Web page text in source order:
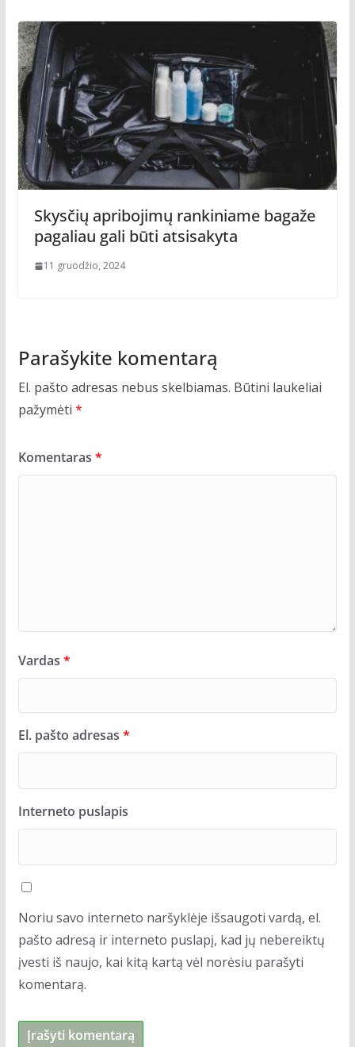
Skysčių apribojimų rankiniame bagaže
pagaliau gali būti atsisakyta
11 gruodžio, 2024
Parašykite komentarą
El. pašto adresas nebus skelbiamas. Būtini laukeliai
pažymėti *
Komentaras *
Vardas *
El. pašto adresas *
Interneto puslapis
Noriu savo interneto naršyklėje išsaugoti vardą, el.
pašto adresą ir interneto puslapį, kad jų nebereiktų
įvesti iš naujo, kai kitą kartą vėl norėsiu parašyti
komentarą.